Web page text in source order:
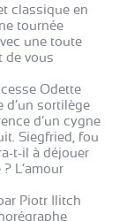
classique en
tournée
une toute
de vous
Odette
d’un sortilège
d’un cygne
Siegfried, fou
t-il à déjouer
L’amour
Piotr Ilitch